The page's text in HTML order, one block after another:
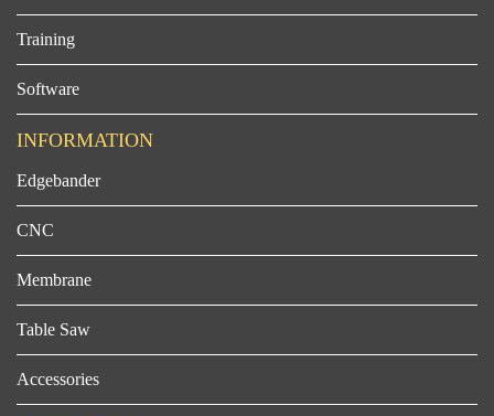
Training
Software
INFORMATION
Edgebander
CNC
Membrane
Table Saw
Accessories